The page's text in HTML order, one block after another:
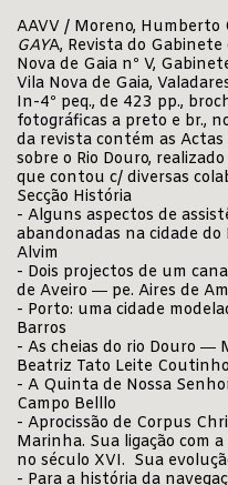
AAVV / Moreno, Humberto
GAYA, Revista do
Nova de Gaia nº V,
Vila Nova de Gaia,
In-4º peq., de 423 pp.,
fotográficas a preto e br.,
da revista contém as
sobre o Rio Douro,
que contou c/ diversas
Secção História
- Alguns aspectos de
abandonadas na cidade
Alvim
- Dois projectos de um
de Aveiro ― pe. Aires de
- Porto: uma cidade
Barros
- As cheias do rio Douro ―
Beatriz Tato Leite Coutinho
- A Quinta de Nossa
Campo Belllo
- Aprocissão de Corpus
Marinha. Sua ligação com
no século XVI. Sua
- Para a história da